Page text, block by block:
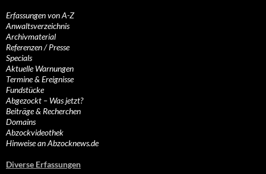
Erfassungen von A-Z
Anwaltsverzeichnis
Archivmaterial
Referenzen / Presse
Specials
Aktuelle Warnungen
Termine & Ereignisse
Fundstücke
Abgezockt – Was jetzt?
Beiträge & Recherchen
Domains
Abzockvideothek
Hinweise an Abzocknews.de
Diverse Erfassungen